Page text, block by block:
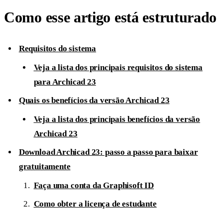
Como esse artigo está estruturado
Requisitos do sistema
Veja a lista dos principais requisitos do sistema
para Archicad 23
Quais os benefícios da versão Archicad 23
Veja a lista dos principais benefícios da versão
Archicad 23
Download Archicad 23: passo a passo para baixar
gratuitamente
Faça uma conta da Graphisoft ID
Como obter a licença de estudante